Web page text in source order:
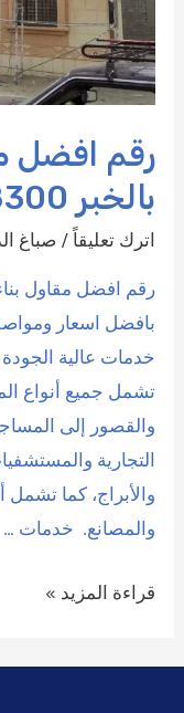
رقم افضل
بالخبر 0509208300
اترك تعليقاً /صباغ
رقم افضل مقاول بناء
بافضل اسعار
خدمات عالية الجودة
تشمل جميع أنواع
والقصور إلى
التجارية
والأبراج، كما تشمل
والمصانع. خدمات …
رقم
قراءة المزيد »